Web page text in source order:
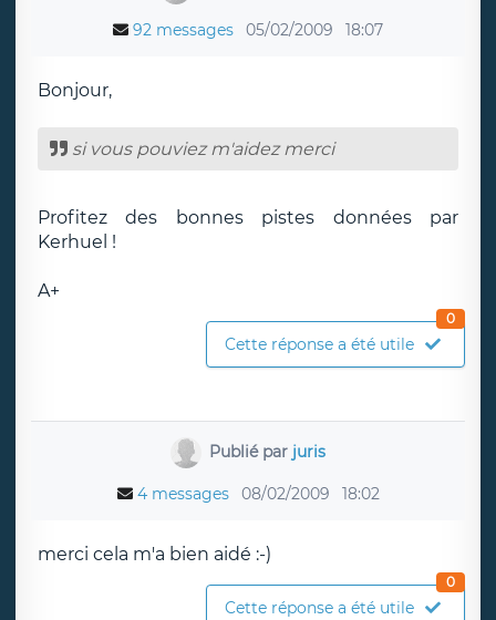
92 messages 05/02/2009 18:07
Bonjour,
si vous pouviez m'aidez merci
Profitez des bonnes pistes données par
Kerhuel !
A+
Cette réponse a été utile
0
Publié par juris
4 messages 08/02/2009 18:02
merci cela m'a bien aidé :-)
Cette réponse a été utile
0